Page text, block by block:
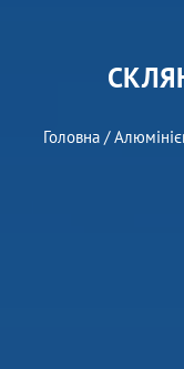
Головна /